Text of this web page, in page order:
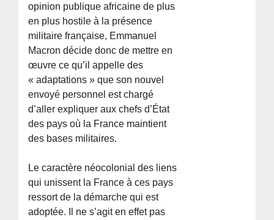
opinion publique africaine de plus
en plus hostile à la présence
militaire française, Emmanuel
Macron décide donc de mettre en
œuvre ce qu’il appelle des
« adaptations » que son nouvel
envoyé personnel est chargé
d’aller expliquer aux chefs d’État
des pays où la France maintient
des bases militaires.
Le caractère néocolonial des liens
qui unissent la France à ces pays
ressort de la démarche qui est
adoptée. Il ne s’agit en effet pas